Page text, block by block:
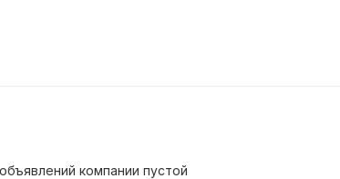
компании пустой